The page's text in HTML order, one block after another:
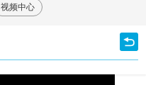
视频中心